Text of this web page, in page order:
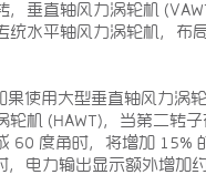
，垂直轴风力涡轮机
统水平轴风力涡轮机，布
果使用大型垂直轴风力涡
轮机 (HAWT)，当第二转
60 度角时，将增加 15%
，电力输出显示额外增加